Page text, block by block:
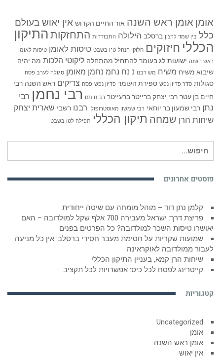
אומן אומן ראש השנה אור החיים הקדוש אין יאוש בעולם
כלל בין שמד לרצון ברסלב הילולה התבודדות התחזקות התיקון
הכללי חיזוקים חלוקי הנחל ט"ו בשבט טיסות לאומן טיסות לאומן
ראש השנה ישועות לג בעומר להתחיל מהתחלה ליקוטי הלכות מה יהיה
שיבוא משיח משיח מש רבנו נ נח נחמ נחמן מאומן סגולה לערב פסח
סגולות סדר פדיון נפש ספירת העומר פדיון נפש פסח צדיקים ראש השנה רבי
חיים בן עטר רבי יצחק ברייטר ברעייטר רבינו תם רבי נחמן רבי
נתן רבי שמעון בר יוחאי רבי שמשון מאוסטרופולי רבנו רשבי שארית יצחק
שיחות הרן שמחה תיקון הכללי תפילה לטו בשבט
עבור:
פוסטים אחרונים
קלמן נתן דוד – מוהל מומחה עם שיטה ייחודית
פריצת דרך: ישראל מעבירה 700 אלף שקל למולדובה – האם
יאושרו טיסות השכר למולדובה? כל הפרטים בפנים
שמועות שקריות על חסימת מעבר חסידי ברסלב: אין כל מניעה
לעבור ממולדובה לאוקראינה
שיחות הרן קמא, בעניין התיקון הכללי
קייטרינג לפסח לכל כיס: אפשרויות לכל תקציב
קטגוריות
Uncategorized
אומן
אומן ראש השנה
אין יאוש